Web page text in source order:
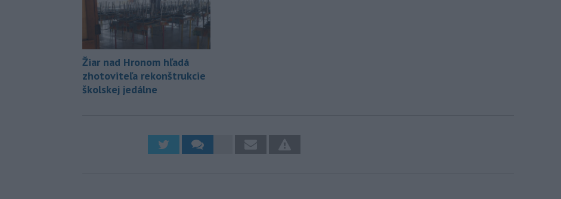
Žiar nad Hronom hľadá
zhotoviteľa rekonštrukcie
školskej jedálne